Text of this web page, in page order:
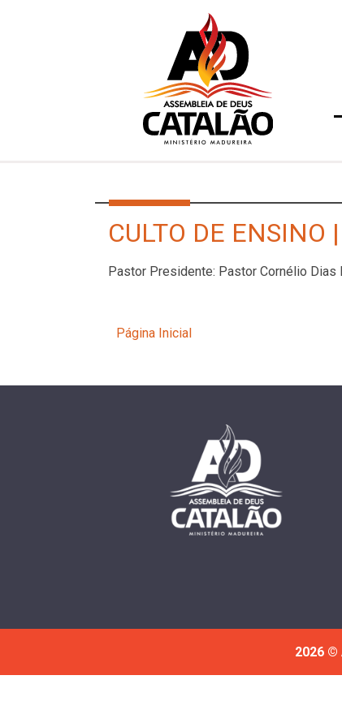
CULTO DE ENSINO
Pastor Presidente: Pastor Cornélio
Página Inicial
2026 ©